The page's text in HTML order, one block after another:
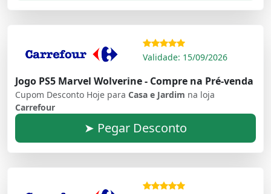
Validade: 15/09/2026
Jogo PS5 Marvel Wolverine - Compre na Pré-venda
Cupom Desconto Hoje para Casa e Jardim na loja
Carrefour
➤ Pegar Desconto